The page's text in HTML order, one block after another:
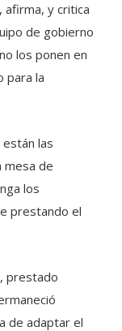
afirma, y critica
de gobierno
los ponen en
para la
están las
mesa de
los
prestando el
prestado
de adaptar el